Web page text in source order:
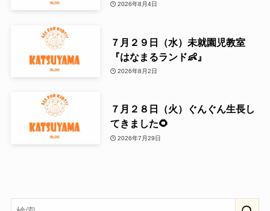
2026年8月4日
７月２９日（水）未就園児教室
『はなまるランド👶』
2026年8月2日
７月２８日（火）ぐんぐん生長し
てきました🌻
2026年7月29日